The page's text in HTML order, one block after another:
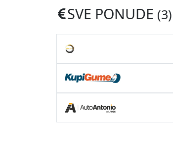
SVE PONUDE (3)